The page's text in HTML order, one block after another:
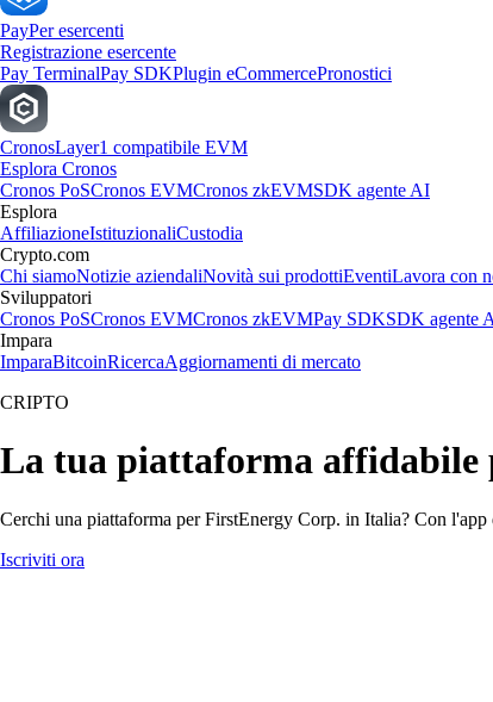
PayPer esercenti
Registrazione esercente
Pay TerminalPay SDKPlugin eCommercePronostici
CronosLayer1 compatibile EVM
Esplora Cronos
Cronos PoSCronos EVMCronos zkEVMSDK agente AI
Esplora
AffiliazioneIstituzionaliCustodia
Crypto.com
Chi siamoNotizie aziendaliNovità sui prodottiEventiLavora con
Sviluppatori
Cronos PoSCronos EVMCronos zkEVMPay SDKSDK agente
Impara
ImparaBitcoinRicercaAggiornamenti di mercato
CRIPTO
La tua piattaforma affidabile
Cerchi una piattaforma per FirstEnergy Corp. in Italia? Con
Iscriviti ora